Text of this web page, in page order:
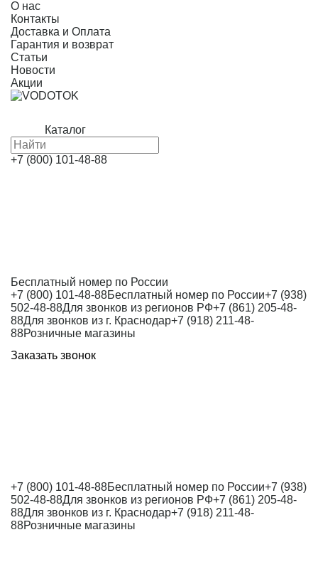
О нас
Контакты
Доставка и Оплата
Гарантия и возврат
Статьи
Новости
Акции
Каталог
+7 (800) 101-48-88
Бесплатный номер по России
+7 (800) 101-48-88Бесплатный номер по России+7 (938)
502-48-88Для звонков из регионов РФ+7 (861) 205-48-
88Для звонков из г. Краснодар+7 (918) 211-48-
88Розничные магазины
Заказать звонок
+7 (800) 101-48-88Бесплатный номер по России+7 (938)
502-48-88Для звонков из регионов РФ+7 (861) 205-48-
88Для звонков из г. Краснодар+7 (918) 211-48-
88Розничные магазины